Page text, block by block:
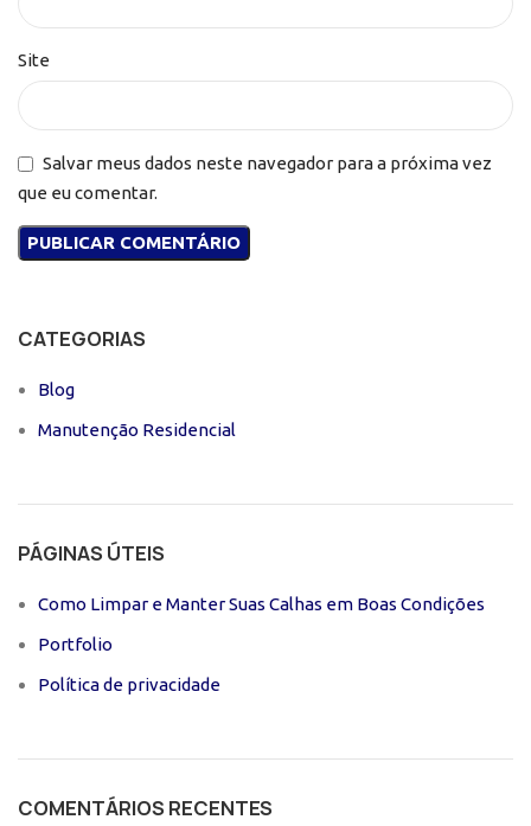
Site
Salvar meus dados neste navegador para a próxima vez
que eu comentar.
CATEGORIAS
Blog
Manutenção Residencial
PÁGINAS ÚTEIS
Como Limpar e Manter Suas Calhas em Boas Condições
Portfolio
Política de privacidade
COMENTÁRIOS RECENTES